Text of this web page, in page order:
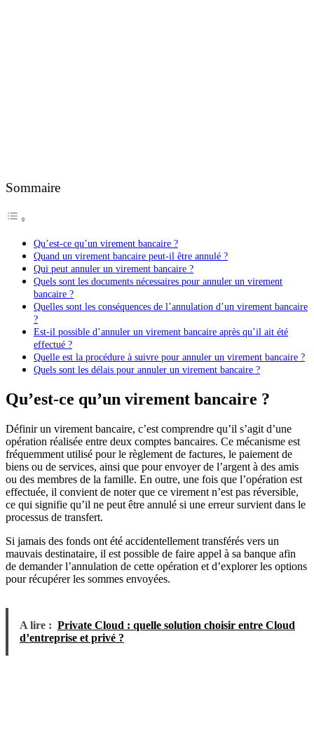
Sommaire
Qu’est-ce qu’un virement bancaire ?
Quand un virement bancaire peut-il être annulé ?
Qui peut annuler un virement bancaire ?
Quels sont les documents nécessaires pour annuler un virement
bancaire ?
Quelles sont les conséquences de l’annulation d’un virement bancaire
?
Est-il possible d’annuler un virement bancaire après qu’il ait été
effectué ?
Quelle est la procédure à suivre pour annuler un virement bancaire ?
Quels sont les délais pour annuler un virement bancaire ?
Qu’est-ce qu’un virement bancaire ?
Définir un virement bancaire, c’est comprendre qu’il s’agit d’une
opération réalisée entre deux comptes bancaires. Ce mécanisme est
fréquemment utilisé pour le règlement de factures, le paiement de
biens ou de services, ainsi que pour envoyer de l’argent à des amis
ou des membres de la famille. En outre, une fois que l’opération est
effectuée, il convient de noter que ce virement n’est pas réversible,
ce qui signifie qu’il ne peut être annulé si une erreur survient dans le
processus de transfert.
Si jamais des fonds ont été accidentellement transférés vers un
mauvais destinataire, il est possible de faire appel à sa banque afin
de demander l’annulation de cette opération et d’explorer les options
pour récupérer les sommes envoyées.
A lire : Private Cloud : quelle solution choisir entre Cloud
d’entreprise et privé ?